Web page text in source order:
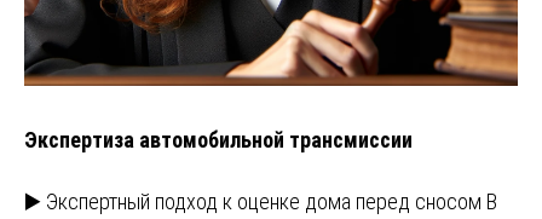
Экспертиза автомобильной трансмиссии
▶️ Экспертный подход к оценке дома перед сносом В